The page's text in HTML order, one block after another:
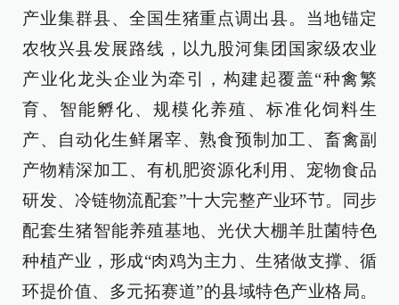
产业集群县、全国生猪重点调出县。当地锚定
农牧兴县发展路线，以九股河集团国家级农业
产业化龙头企业为牵引，构建起覆盖“种禽繁
育、智能孵化、规模化养殖、标准化饲料生
产、自动化生鲜屠宰、熟食预制加工、畜禽副
产物精深加工、有机肥资源化利用、宠物食品
研发、冷链物流配套”十大完整产业环节。同步
配套生猪智能养殖基地、光伏大棚羊肚菌特色
种植产业，形成“肉鸡为主力、生猪做支撑、循
环提价值、多元拓赛道”的县域特色产业格局。